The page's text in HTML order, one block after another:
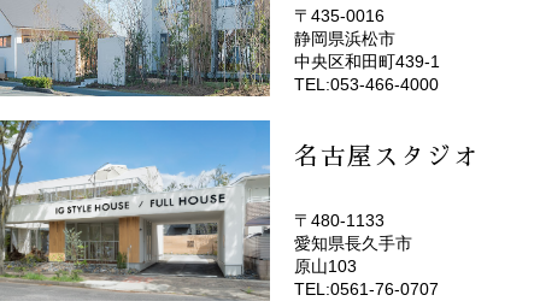
(EMOTOP浜松)
〒435-0016
静岡県浜松市
中央区和田町439-1
TEL:053-466-4000
名古屋スタジオ
(EMOTOP名古屋)
〒480-1133
愛知県長久手市
原山103
TEL:0561-76-0707